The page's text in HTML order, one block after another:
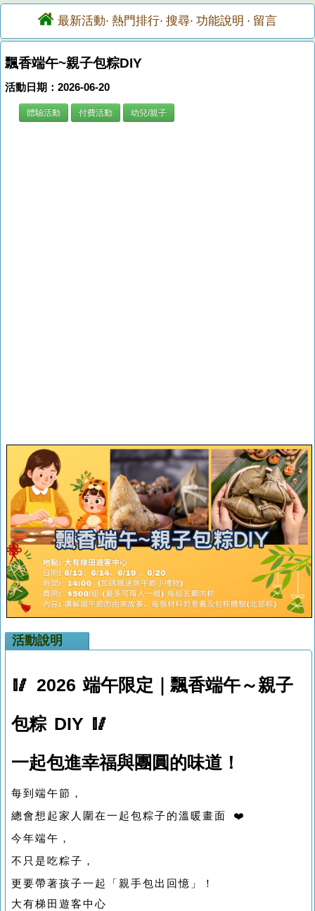
最新活動· 熱門排行· 搜尋· 功能說明 · 留言
飄香端午~親子包粽DIY
活動日期：2026-06-20
體驗活動 付費活動 幼兒/親子
活動說明
🥢 2026 端午限定｜飄香端午～親子
包粽 DIY 🥢
一起包進幸福與團圓的味道！
每到端午節，
總會想起家人圍在一起包粽子的溫暖畫面 ❤️
今年端午，
不只是吃粽子，
更要帶著孩子一起「親手包出回憶」！
大有梯田遊客中心